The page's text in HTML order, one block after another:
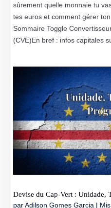
sûrement quelle monnaie tu
tes euros et comment gérer
Sommaire Toggle
(CVE)En bref : infos capitales
Devise du Cap‑Vert : Unidade,
parAdilson Gomes Garcia |